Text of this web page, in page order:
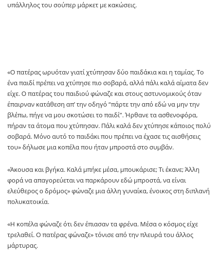
υπάλληλος του σούπερ μάρκετ με κακώσεις.
«O πατέρας ωρυόταν γιατί χτύπησαν δύο παιδάκια και η ταμίας. Το
ένα παιδί πρέπει να χτύπησε πιο σοβαρά, αλλά πάλι καλά αίματα δεν
είχε. Ο πατέρας του παιδιού φώναζε και στους αστυνομικούς όταν
έπαιρναν κατάθεση απ’ την οδηγό “πάρτε την από εδώ να μην την
βλέπω, πήγε να μου σκοτώσει το παιδί”. Ήρθανε τα ασθενοφόρα,
πήραν τα άτομα που χτύπησαν. Πάλι καλά δεν χτύπησε κάποιος πολύ
σοβαρά. Μόνο αυτό το παιδάκι που πρέπει να έχασε τις αισθήσεις
του» δήλωσε μια κοπέλα που ήταν μπροστά στο συμβάν.
«Άκουσα και βγήκα. Καλά μπήκε μέσα, μπουκάρισε; Τι έκανε; Άλλη
φορά να απαγορεύεται να παρκάρουν εδώ μπροστά, να είναι
ελεύθερος ο δρόμος» φώναζε μια άλλη γυναίκα, ένοικος στη διπλανή
πολυκατοικία.
«Η κοπέλα φώναζε ότι δεν έπιασαν τα φρένα. Μέσα ο κόσμος είχε
τρελαθεί. Ο πατέρας φώναζε» τόνισε από την πλευρά του άλλος
μάρτυρας.